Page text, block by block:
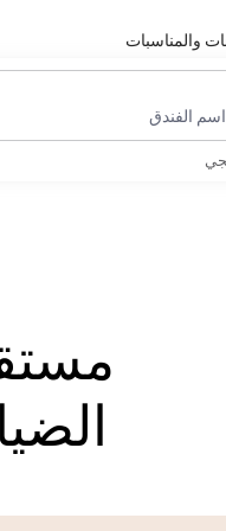
والمناسبات
اسم الفندق